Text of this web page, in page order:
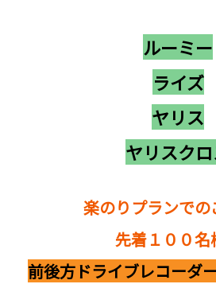
ルーミー
ライズ
ヤリス
ヤリスク
楽のりプランでの
先着１００名
前後方ドライブレコーダ